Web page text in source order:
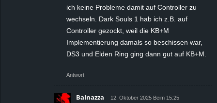
ich keine Probleme damit auf Controller zu
wechseln. Dark Souls 1 hab ich z.B. auf
Controller gezockt, weil die KB+M
Implementierung damals so beschissen war,
DS3 und Elden Ring ging dann gut auf KB+M.
Antwort
Balnazza 12. Oktober 2025 Beim 15:25